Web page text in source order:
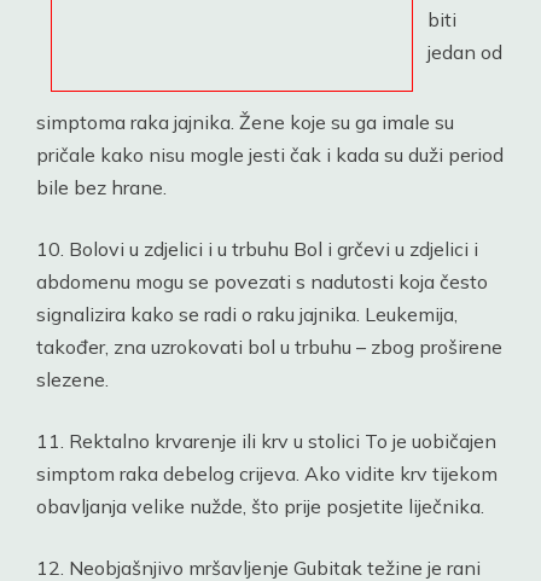
biti
jedan od
simptoma raka jajnika. Žene koje su ga imale su
pričale kako nisu mogle jesti čak i kada su duži period
bile bez hrane.
10. Bolovi u zdjelici i u trbuhu Bol i grčevi u zdjelici i
abdomenu mogu se povezati s nadutosti koja često
signalizira kako se radi o raku jajnika. Leukemija,
također, zna uzrokovati bol u trbuhu – zbog proširene
slezene.
11. Rektalno krvarenje ili krv u stolici To je uobičajen
simptom raka debelog crijeva. Ako vidite krv tijekom
obavljanja velike nužde, što prije posjetite liječnika.
12. Neobjašnjivo mršavljenje Gubitak težine je rani